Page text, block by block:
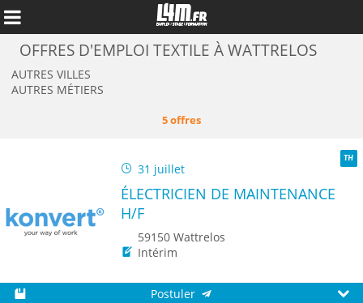
OFFRES D'EMPLOI TEXTILE À WATTRELOS
AUTRES VILLES
AUTRES MÉTIERS
5 offres
31 juillet
ÉLECTRICIEN DE MAINTENANCE
H/F
59150 Wattrelos
Intérim
Postuler